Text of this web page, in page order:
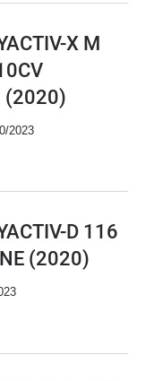
X M
(2020)
2023
D 116
(2020)